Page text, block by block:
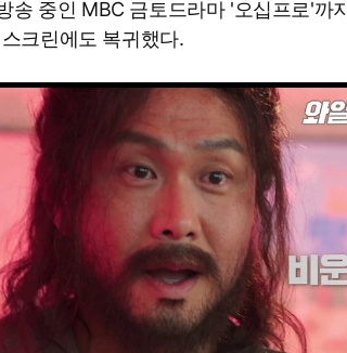
송 중인 MBC 금토드라마 '오십프로'까
크린에도 복귀했다.